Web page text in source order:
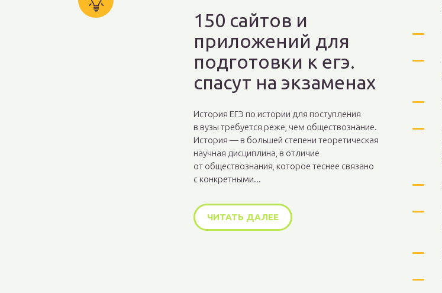
150 сайтов и
приложений для
подготовки к егэ.
спасут на экзаменах
История ЕГЭ по истории для поступления
в вузы требуется реже, чем обществознание.
История — в большей степени теоретическая
научная дисциплина, в отличие
от обществознания, которое теснее связано
с конкретными...
ЧИТАТЬ ДАЛЕЕ